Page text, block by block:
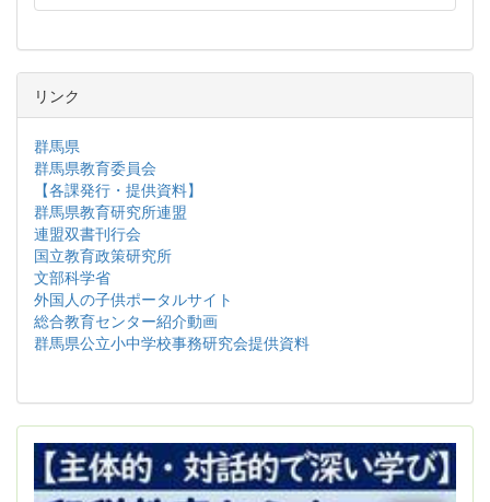
リンク
群馬県
群馬県教育委員会
【各課発行・提供資料】
群馬県教育研究所連盟
連盟双書刊行会
国立教育政策研究所
文部科学省
外国人の子供ポータルサイト
総合教育センター紹介動画
群馬県公立小中学校事務研究会提供資料